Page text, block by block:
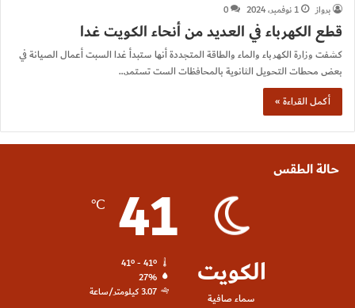
برواز
1 نوفمبر، 2024 0
قطع الكهرباء في العديد من أنحاء الكويت غدا
كشفت وزارة الكهرباء والماء والطاقة المتجددة أنها ستبدأ غدا السبت أعمال الصيانة في
بعض محطات التحويل الثانوية بالمحافظات الست تستمر…
أكمل القراءة »
حالة الطقس
الكويت
سماء صافية
41
℃
41º - 41º
27%
3.07 كيلومتر/ساعة